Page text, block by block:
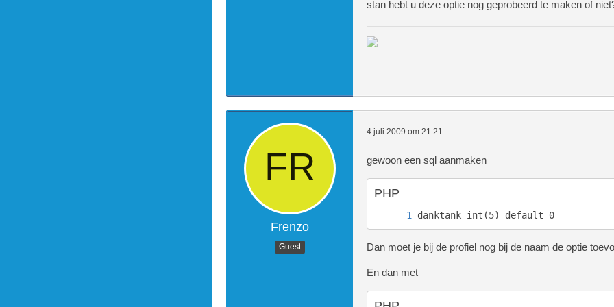
stan hebt u deze optie nog geprobeerd te maken of
Frenzo
Guest
4 juli 2009 om 21:21
gewoon een sql aanmaken
PHP
danktank int(5) default 0
Dan moet je bij de profiel nog bij de naam de optie
En dan met